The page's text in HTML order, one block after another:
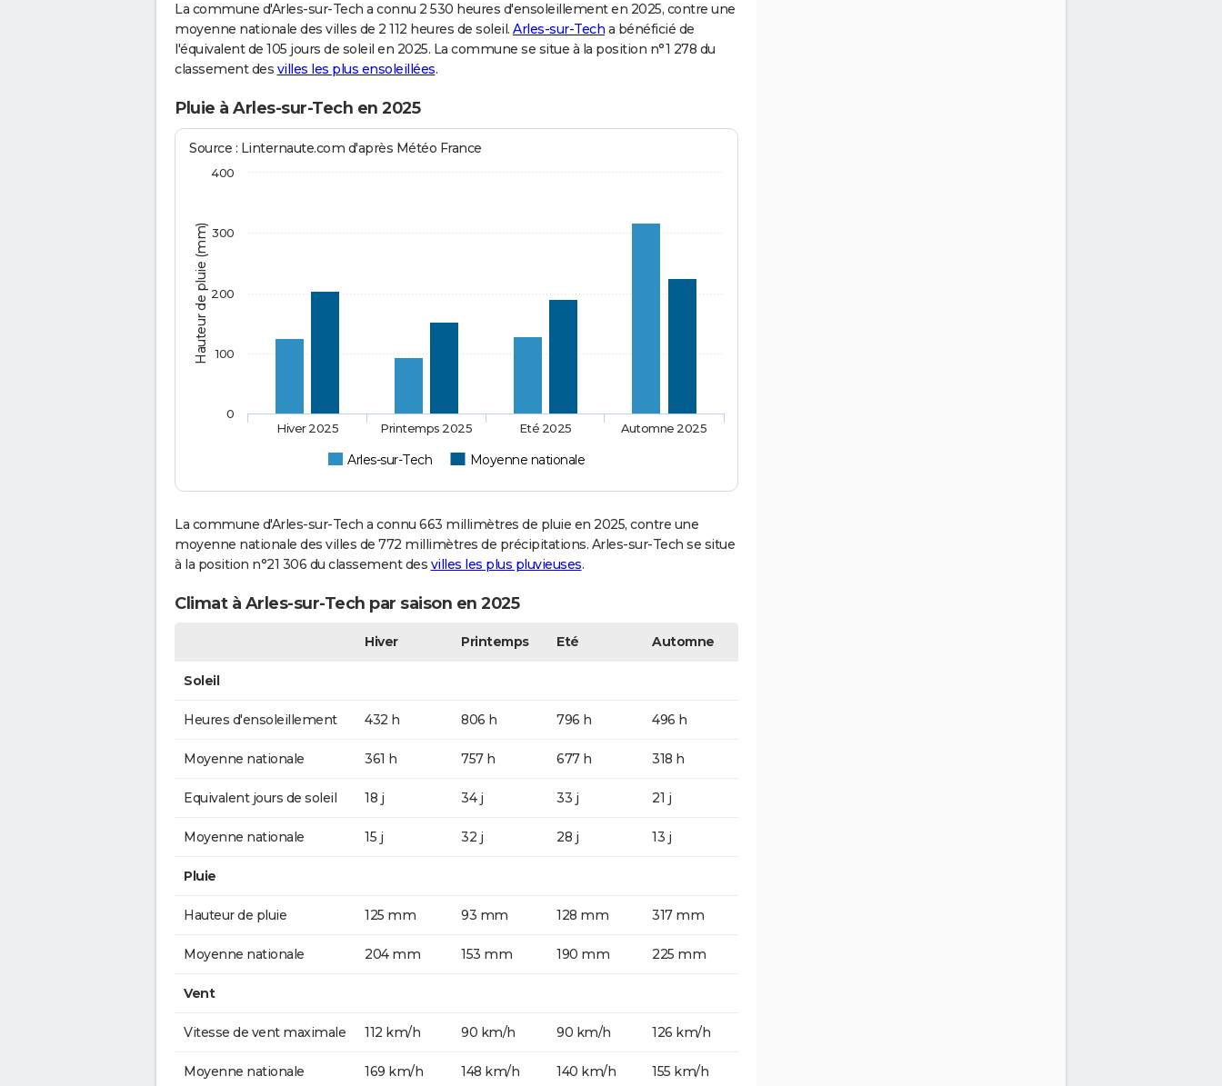
La commune d'Arles-sur-Tech a connu 2 530 heures d'ensoleillement en 2025, contre une
moyenne nationale des villes de 2 112 heures de soleil. Arles-sur-Tech a bénéficié de
l'équivalent de 105 jours de soleil en 2025. La commune se situe à la position n°1 278 du
classement des villes les plus ensoleillées.
Pluie à Arles-sur-Tech en 2025
Hauteur de pluie (mm)
Source : Linternaute.com d'après Météo France
Arles-sur-Tech Moyenne nationale
Hiver 2025 Printemps 2025 Eté 2025 Automne 2025
0
100
200
300
400
La commune d'Arles-sur-Tech a connu 663 millimètres de pluie en 2025, contre une
moyenne nationale des villes de 772 millimètres de précipitations. Arles-sur-Tech se situe
à la position n°21 306 du classement des villes les plus pluvieuses.
Climat à Arles-sur-Tech par saison en 2025
Hiver Printemps Eté Automne
Soleil
Heures d'ensoleillement 432 h 806 h 796 h 496 h
Moyenne nationale 361 h 757 h 677 h 318 h
Equivalent jours de soleil 18 j 34 j 33 j 21 j
Moyenne nationale 15 j 32 j 28 j 13 j
Pluie
Hauteur de pluie 125 mm 93 mm 128 mm 317 mm
Moyenne nationale 204 mm 153 mm 190 mm 225 mm
Vent
Vitesse de vent maximale 112 km/h 90 km/h 90 km/h 126 km/h
Moyenne nationale 169 km/h 148 km/h 140 km/h 155 km/h